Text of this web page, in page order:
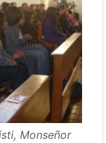
Monseñor